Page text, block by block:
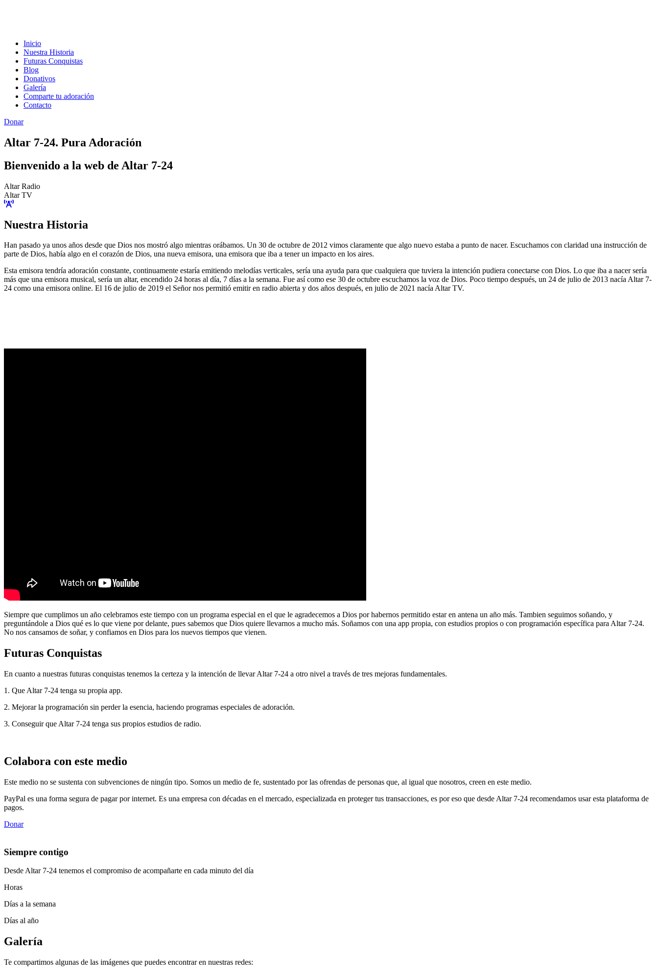
Inicio
Nuestra Historia
Futuras Conquistas
Blog
Donativos
Galería
Comparte tu adoración
Contacto
Donar
Altar 7-24. Pura Adoración
Bienvenido a la web de Altar 7-24
Altar Radio
Altar TV
Nuestra Historia
Han pasado ya unos años desde que Dios nos mostró algo mientras orábamos. Un 30 de octubre de 2012 vimos claramente que algo nuevo estaba a punto de nacer. Escuchamos con claridad una instrucción de
parte de Dios, había algo en el corazón de Dios, una nueva emisora, una emisora que iba a tener un impacto en los aires.
Esta emisora tendría adoración constante, continuamente estaría emitiendo melodías verticales, sería una ayuda para que cualquiera que tuviera la intención pudiera conectarse con Dios. Lo que iba a nacer sería
más que una emisora musical, sería un altar, encendido 24 horas al día, 7 días a la semana. Fue así como ese 30 de octubre escuchamos la voz de Dios. Poco tiempo después, un 24 de julio de 2013 nacía Altar 7-
24 como una emisora online. El 16 de julio de 2019 el Señor nos permitió emitir en radio abierta y dos años después, en julio de 2021 nacía Altar TV.
Siempre que cumplimos un año celebramos este tiempo con un programa especial en el que le agradecemos a Dios por habernos permitido estar en antena un año más. Tambien seguimos soñando, y
preguntándole a Dios qué es lo que viene por delante, pues sabemos que Dios quiere llevarnos a mucho más. Soñamos con una app propia, con estudios propios o con programación específica para Altar 7-24.
No nos cansamos de soñar, y confiamos en Dios para los nuevos tiempos que vienen.
Futuras Conquistas
En cuanto a nuestras futuras conquistas tenemos la certeza y la intención de llevar Altar 7-24 a otro nivel a través de tres mejoras fundamentales.
1. Que Altar 7-24 tenga su propia app.
2. Mejorar la programación sin perder la esencia, haciendo programas especiales de adoración.
3. Conseguir que Altar 7-24 tenga sus propios estudios de radio.
Colabora con este medio
Este medio no se sustenta con subvenciones de ningún tipo. Somos un medio de fe, sustentado por las ofrendas de personas que, al igual que nosotros, creen en este medio.
PayPal es una forma segura de pagar por internet. Es una empresa con décadas en el mercado, especializada en proteger tus transacciones, es por eso que desde Altar 7-24 recomendamos usar esta plataforma de
pagos.
Donar
Siempre contigo
Desde Altar 7-24 tenemos el compromiso de acompañarte en cada minuto del día
Horas
Días a la semana
Días al año
Galería
Te compartimos algunas de las imágenes que puedes encontrar en nuestras redes: